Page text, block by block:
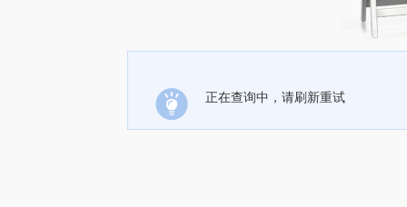
正在查询中，请刷新重试